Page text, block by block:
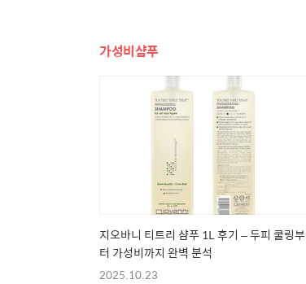
가성비샴푸
지오바니 티트리 샴푸 1L 후기 – 두피 쿨링부
터 가성비까지 완벽 분석
2025.10.23